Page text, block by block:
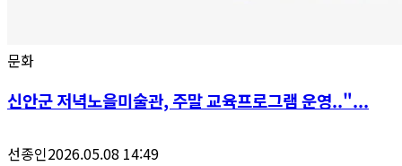
문화
신안군 저녁노을미술관, 주말 교육프로그램 운영.."...
선종인2026.05.08 14:49